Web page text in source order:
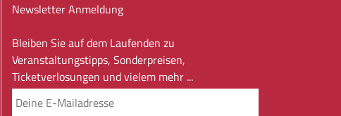
Newsletter Anmeldung
Bleiben Sie auf dem Laufenden zu
Veranstaltungstipps, Sonderpreisen,
Ticketverlosungen und vielem mehr ...